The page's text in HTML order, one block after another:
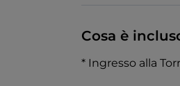
Cosa è
* Ingresso alla